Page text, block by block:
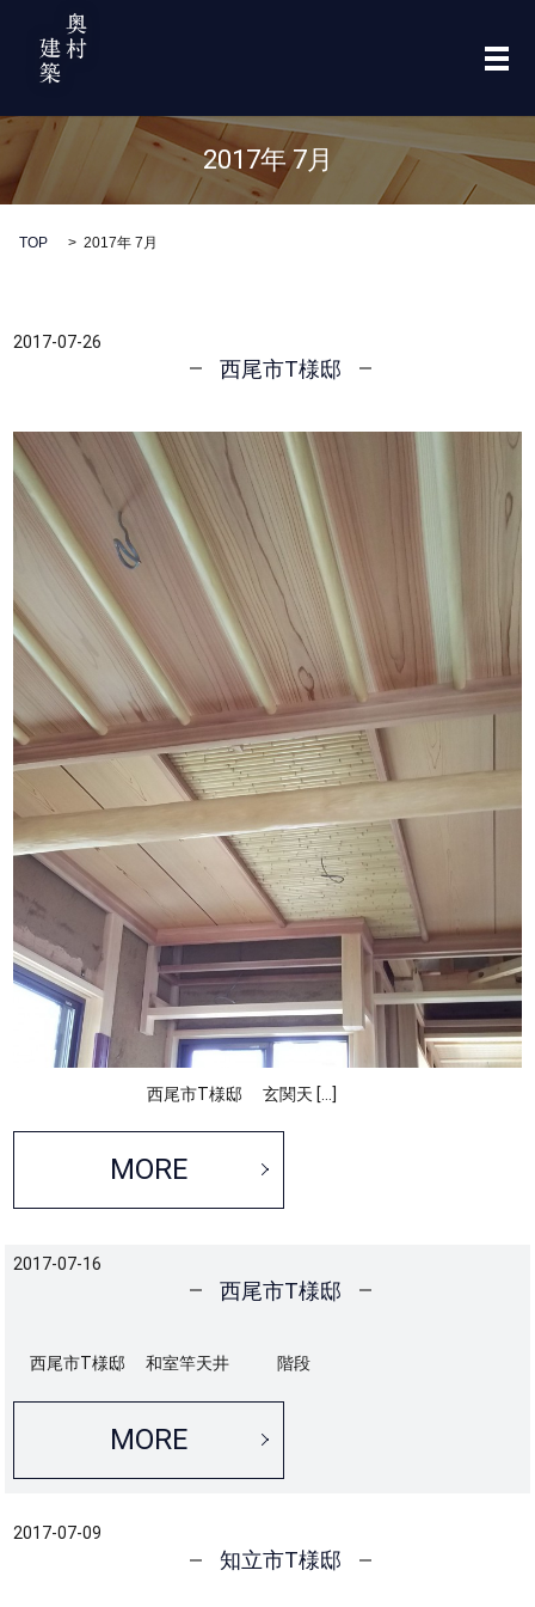
メ
2017年 7月
TOP 2017年 7月
2017-07-26
西尾市T様邸
西尾市T様邸 玄関天 […]
MORE
2017-07-16
西尾市T様邸
西尾市T様邸 和室竿天井 階段
MORE
2017-07-09
知立市T様邸